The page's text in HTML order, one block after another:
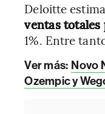
Deloitte
ventas totales
1%. Entre
Ver más: Novo
Ozempic y